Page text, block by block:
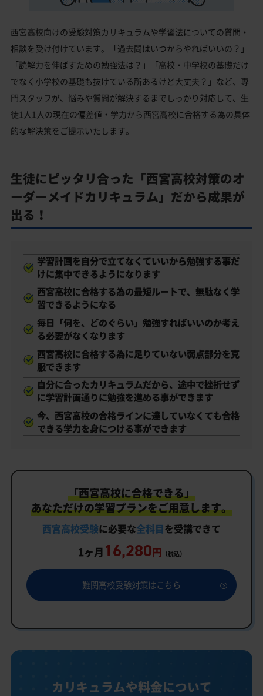
西宮高校向けの受験対策カリキュラムや学習法についての質問・
相談を受け付けています。「過去問はいつからやればいいの？」
「読解力を伸ばすための勉強法は？」「高校・中学校の基礎だけ
でなく小学校の基礎も抜けている所あるけど大丈夫？」など、専
門スタッフが、悩みや質問が解決するまでしっかり対応して、生
徒1人1人の現在の偏差値・学力から西宮高校に合格する為の具体
的な解決策をご提示いたします。
生徒にピッタリ合った「西宮高校対策のオ
ーダーメイドカリキュラム」だから成果が
出る！
学習計画を自分で立てなくていいから勉強する事だ
けに集中できるようになります
西宮高校に合格する為の最短ルートで、無駄なく学
習できるようになる
毎日「何を、どのぐらい」勉強すればいいのか考え
る必要がなくなります
西宮高校に合格する為に足りていない弱点部分を克
服できます
自分に合ったカリキュラムだから、途中で挫折せず
に学習計画通りに勉強を進める事ができます
今、西宮高校の合格ラインに達していなくても合格
できる学力を身につける事ができます
「西宮高校に合格できる」
あなただけの学習プランをご用意します。
西宮高校受験に必要な全科目を受講できて
1ヶ月 16,280円 （税込）
難関高校受験対策はこちら
カリキュラムや料金について